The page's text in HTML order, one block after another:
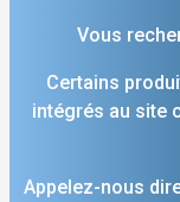
Vous
Certains
intégrés au site
Appelez-nous